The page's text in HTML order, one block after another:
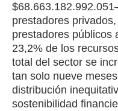
prestadores
prestadores públicos
23,2% de los
total del sector se
tan solo nueve
distribución
sostenibilidad